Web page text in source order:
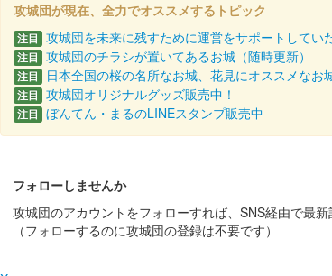
上山城 御城印 令和7年 新春限定
販売終了
上山城 御城印
上山城 御城印 令和7年 新春限定
攻城団が現在、全力でオススメするトピック
注目 攻城団を未来に残すために運営をサポートしてい
注目 攻城団のチラシが置いてあるお城（随時更新）
注目 日本全国の桜の名所なお城、花見にオススメなお
注目 攻城団オリジナルグッズ販売中！
注目 ぼんてん・まるのLINEスタンプ販売中
フォローしませんか
攻城団のアカウントをフォローすれば、SNS経由で最
（フォローするのに攻城団の登録は不要です）